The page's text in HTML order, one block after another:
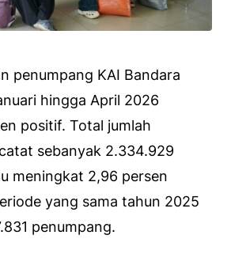
penumpang KAI Bandara
hingga April 2026
positif. Total jumlah
sebanyak 2.334.929
meningkat 2,96 persen
yang sama tahun 2025
penumpang.